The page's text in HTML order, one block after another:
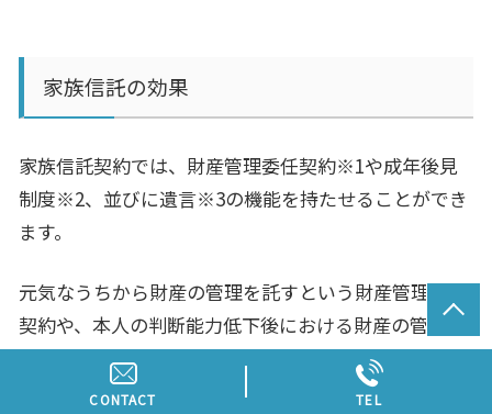
家族信託の効果
家族信託契約では、財産管理委任契約※1や成年後見
制度※2、並びに遺言※3の機能を持たせることができ
ます。
元気なうちから財産の管理を託すという財産管理委任
契約や、本人の判断能力低下後における財産の管理・
処分を託す任意後見契約、そして本人死亡後の資産承
継先を指定できる遺言、さらには民法では無効となる